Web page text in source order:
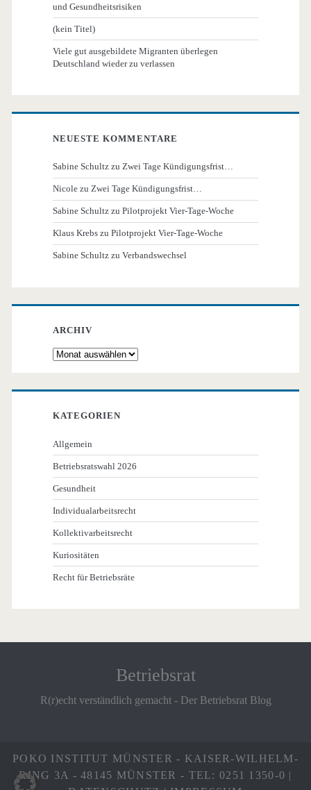
und Gesundheitsrisiken
(kein Titel)
Viele gut ausgebildete Migranten überlegen
Deutschland wieder zu verlassen
NEUESTE KOMMENTARE
Sabine Schultz zuZwei Tage Kündigungsfrist…
Nicole zuZwei Tage Kündigungsfrist…
Sabine Schultz zuPilotprojekt Vier-Tage-Woche
Klaus Krebs zuPilotprojekt Vier-Tage-Woche
Sabine Schultz zuVerbandswechsel
ARCHIV
Archiv
KATEGORIEN
Allgemein
Betriebsratswahl 2026
Gesundheit
Individualarbeitsrecht
Kollektivarbeitsrecht
Kuriositäten
Recht für Betriebsräte
Betriebsrat
R(r)echt verständlich gemacht - Der Betriebsrat Blog
POKO INSTITUT MÜNSTER - KAISER-WILHELM-
RING 3A - 48145 MÜNSTER - TEL: 0251 1350-0 |